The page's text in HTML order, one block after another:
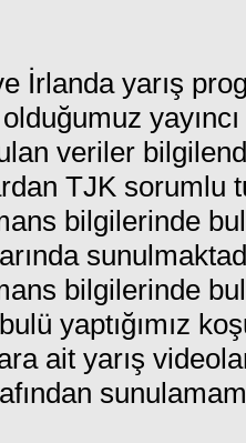
İrlanda yarış
veriler
TJK sorumlu
bilgilerinde
bilgilerinde
yaptığımız
ait yarış